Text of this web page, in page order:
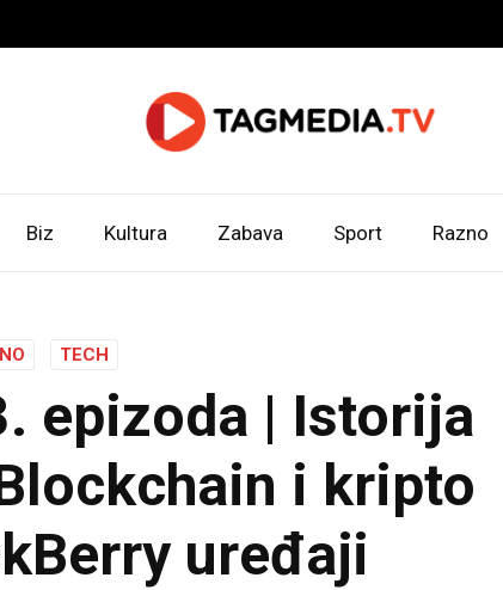
Biz Kultura Zabava Sport Razno
TECH
epizoda | Istorija
i kripto
uređaji